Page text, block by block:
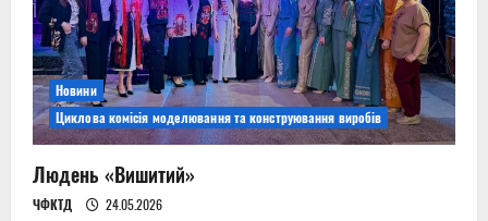
Новини
Циклова комісія моделювання та конструювання виробів
Людень «Вишитий»
ЧФКТД 24.05.2026